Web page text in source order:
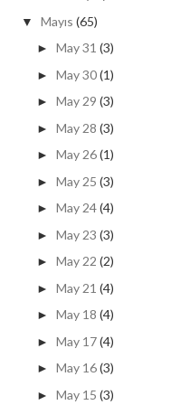
▼ Mayıs (65)
► May 31 (3)
► May 30 (1)
► May 29 (3)
► May 28 (3)
► May 26 (1)
► May 25 (3)
► May 24 (4)
► May 23 (3)
► May 22 (2)
► May 21 (4)
► May 18 (4)
► May 17 (4)
► May 16 (3)
► May 15 (3)